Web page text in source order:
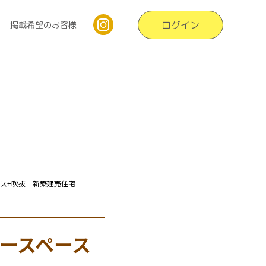
掲載希望のお客様 ログイン
+吹抜 新築建売住宅
スペース